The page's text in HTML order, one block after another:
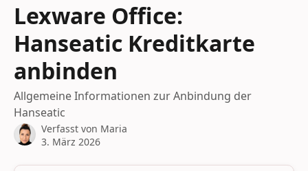
Lexware Office:
Hanseatic Kreditkarte
anbinden
Allgemeine Informationen zur Anbindung der
Hanseatic
Verfasst von Maria
3. März 2026